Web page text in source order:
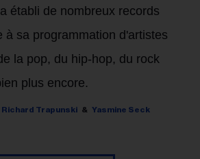
établi de nombreux records
à sa programmation d'artistes
la pop, du hip-hop, du rock
plus encore.
Richard Trapunski
Yasmine Seck